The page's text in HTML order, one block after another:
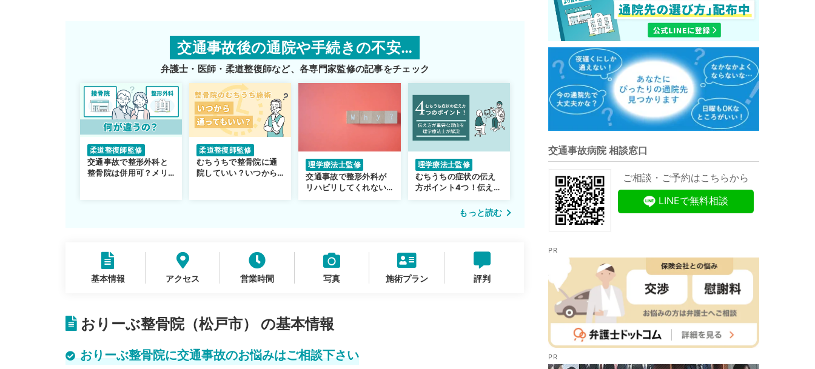
交通事故後の通院や手続きの不安…
弁護士・医師・柔道整復師など、各専門家監修の記事をチェック
柔道整復師監修
交通事故で整形外科と
整骨院は併用可？メリ
柔道整復師監修
むちうちで整骨院に通
院していい？いつから
理学療法士監修
交通事故で整形外科が
リハビリしてくれない…
転院するべき？
理学療法士監修
むちうちの症状の伝え
方ポイント4つ！伝え方
が重要な理由も解説
もっと読む
基本情報 アクセス 営業時間 写真 施術プラン 評判
おりーぶ整骨院（松戸市） の基本情報
おりーぶ整骨院に交通事故のお悩みはご相談下さい
交通事故病院 相談窓口
ご相談・ご予約はこちらから
LINEで無料相談